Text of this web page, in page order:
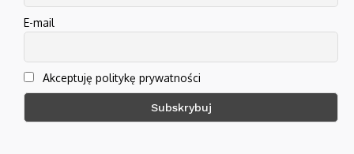
E-mail
Akceptuję politykę prywatności